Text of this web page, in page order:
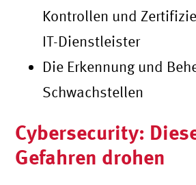
Kontrollen und
IT-Dienstleister
Die Erkennung und
Schwachstellen
Cybersecurity:
Gefahren drohen